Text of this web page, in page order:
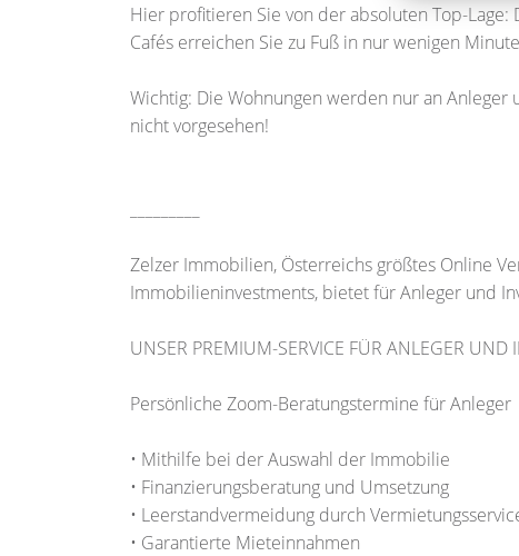
Hier profitieren Sie von der absoluten Top-Lage:
Cafés erreichen Sie zu Fuß in nur wenigen
Wichtig: Die Wohnungen werden nur an
nicht vorgesehen!
Zelzer Immobilien, Österreichs größtes Online
Immobilieninvestments, bietet für Anleger und
UNSER PREMIUM-SERVICE FÜR ANLEGER UND
Persönliche Zoom-Beratungstermine für Anleger
• Mithilfe bei der Auswahl der Immobilie
• Finanzierungsberatung und Umsetzung
• Leerstandvermeidung durch
• Garantierte Mieteinnahmen